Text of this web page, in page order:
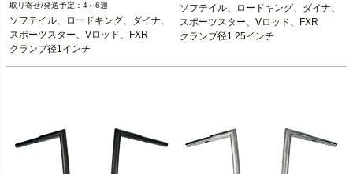
4～6週
ソフテイル、ロードキング、ダイナ、
スポーツスター、Vロッド、FXR
クランプ径1インチ
ソフテイル、ロードキング、ダイナ、
スポーツスター、Vロッド、FXR
クランプ径1.25インチ